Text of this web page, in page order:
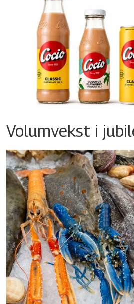
Volumvekst i